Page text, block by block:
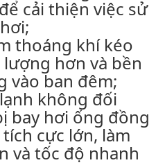
cải thiện việc sử
thoáng khí kéo
hơn và bền
vào ban đêm;
không đối
bay hơi ống đồng
cực lớn, làm
và tốc độ nhanh